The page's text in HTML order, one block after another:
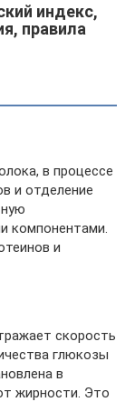
индекс,
правила
в процессе
и отделение
компонентами.
и
скорость
глюкозы
в
жирности. Это